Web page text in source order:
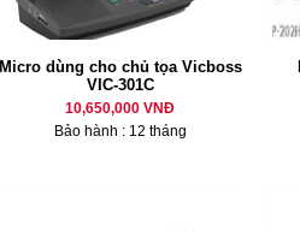
Micro dùng cho chủ tọa Vicboss
VIC-301C
10,650,000 VNĐ
Bảo hành : 12 tháng